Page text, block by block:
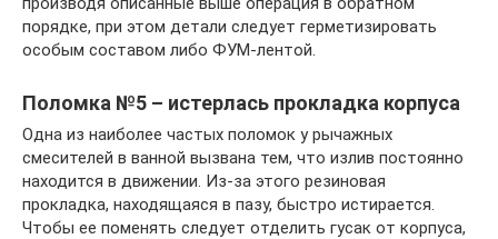
порядке, при этом детали следует герметизировать
особым составом либо ФУМ-лентой.
Поломка №5 – истерлась прокладка корпуса
Одна из наиболее частых поломок у рычажных
смесителей в ванной вызвана тем, что излив постоянно
находится в движении. Из-за этого резиновая
прокладка, находящаяся в пазу, быстро истирается.
Чтобы ее поменять следует отделить гусак от корпуса,